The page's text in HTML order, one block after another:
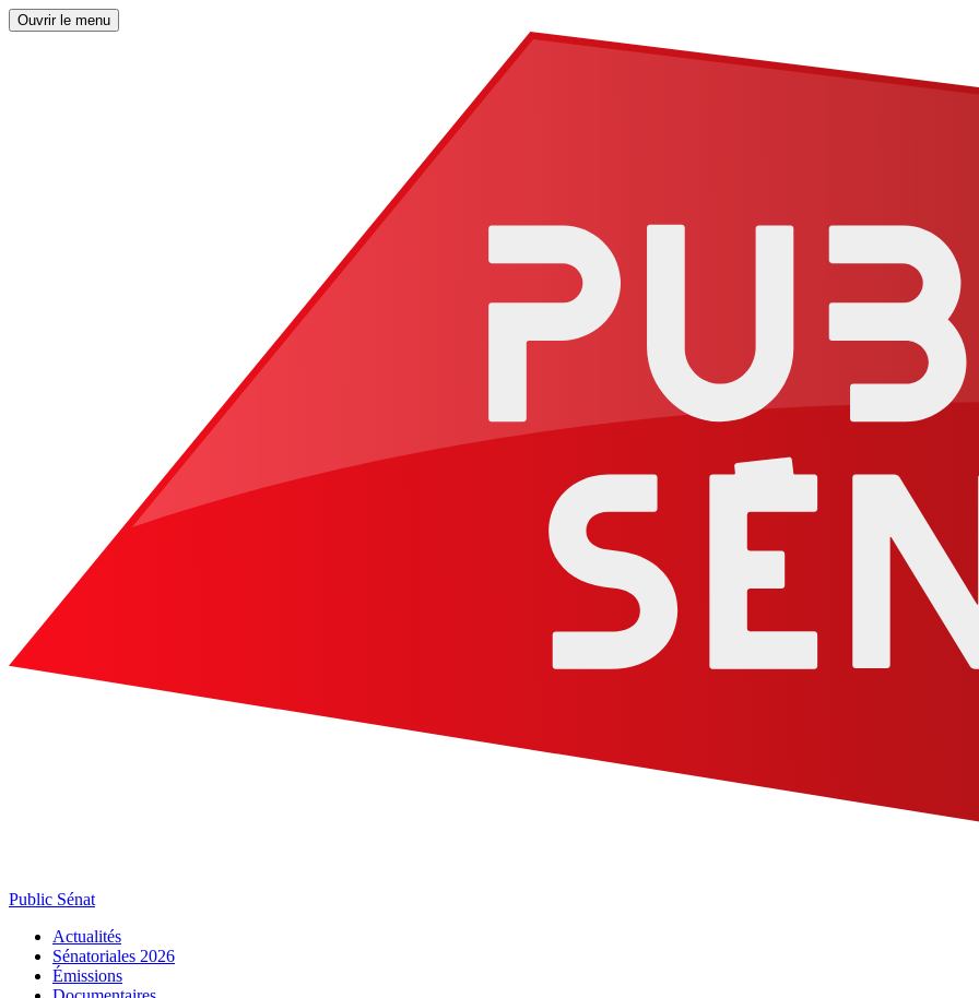
Ouvrir le menu
Public Sénat
Actualités
Sénatoriales 2026
Émissions